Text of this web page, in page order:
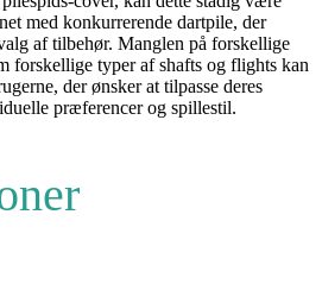
med konkurrerende dartpile, der
af tilbehør. Manglen på forskellige
forskellige typer af shafts og flights kan
der ønsker at tilpasse deres
præferencer og spillestil.